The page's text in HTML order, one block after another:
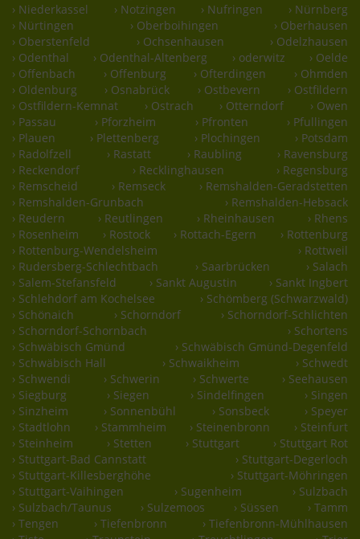
› Niederkassel
› Notzingen › Nufringen
› Nürnberg
› Nürtingen
› Oberboihingen
› Oberhausen
› Oberstenfeld
› Ochsenhausen
› Odelzhausen
› Odenthal
› Odenthal-Altenberg › oderwitz
› Oelde
› Offenbach
› Offenburg › Ofterdingen
› Ohmden
› Oldenburg
› Osnabrück › Ostbevern
› Ostfildern
› Ostfildern-Kemnat
› Ostrach › Otterndorf
› Owen
› Passau
› Pforzheim › Pfronten
› Pfullingen
› Plauen
› Plettenberg › Plochingen
› Potsdam
› Radolfzell
› Rastatt › Raubling
› Ravensburg
› Reckendorf
› Recklinghausen
› Regensburg
› Remscheid
› Remseck
› Remshalden-Geradstetten
› Remshalden-Grunbach
› Remshalden-Hebsack
› Reudern
› Reutlingen › Rheinhausen
› Rhens
› Rosenheim
› Rostock › Rottach-Egern
› Rottenburg
› Rottenburg-Wendelsheim
› Rottweil
› Rudersberg-Schlechtbach
› Saarbrücken
› Salach
› Salem-Stefansfeld
› Sankt Augustin
› Sankt Ingbert
› Schlehdorf am Kochelsee
› Schömberg (Schwarzwald)
› Schönaich
› Schorndorf
› Schorndorf-Schlichten
› Schorndorf-Schornbach
› Schortens
› Schwäbisch Gmünd
› Schwäbisch Gmünd-Degenfeld
› Schwäbisch Hall
› Schwaikheim
› Schwedt
› Schwendi
› Schwerin › Schwerte
› Seehausen
› Siegburg
› Siegen › Sindelfingen
› Singen
› Sinzheim
› Sonnenbühl › Sonsbeck
› Speyer
› Stadtlohn
› Stammheim › Steinenbronn
› Steinfurt
› Steinheim
› Stetten › Stuttgart
› Stuttgart Rot
› Stuttgart-Bad Cannstatt
› Stuttgart-Degerloch
› Stuttgart-Killesberghöhe
› Stuttgart-Möhringen
› Stuttgart-Vaihingen
› Sugenheim
› Sulzbach
› Sulzbach/Taunus
› Sulzemoos › Süssen
› Tamm
› Tengen
› Tiefenbronn
› Tiefenbronn-Mühlhausen